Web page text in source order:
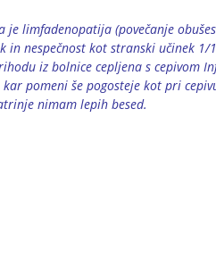
limfadenopatija (povečanje
in nespečnost kot stranski učinek 1/
iz bolnice cepljena s cepivom
pomeni še pogosteje kot pri
nimam lepih besed.